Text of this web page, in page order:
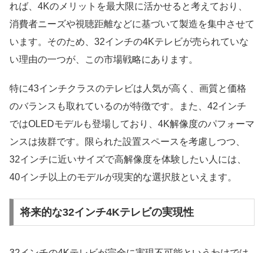
れば、4Kのメリットを最大限に活かせると考えており、
消費者ニーズや視聴距離などに基づいて製造を集中させて
います。そのため、32インチの4Kテレビが売られていな
い理由の一つが、この市場戦略にあります。
特に43インチクラスのテレビは人気が高く、画質と価格
のバランスも取れているのが特徴です。また、42インチ
ではOLEDモデルも登場しており、4K解像度のパフォーマ
ンスは抜群です。限られた設置スペースを考慮しつつ、
32インチに近いサイズで高解像度を体験したい人には、
40インチ以上のモデルが現実的な選択肢といえます。
将来的な32インチ4Kテレビの実現性